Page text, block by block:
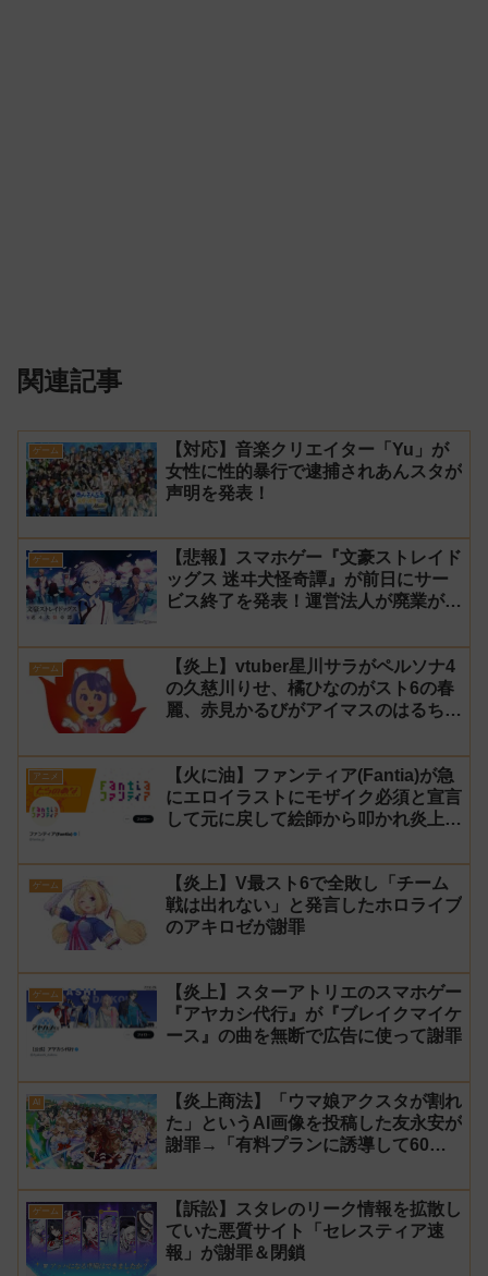
関連記事
ゲーム
【対応】音楽クリエイター「Yu」が
女性に性的暴行で逮捕されあんスタが
声明を発表！
ゲーム
【悲報】スマホゲー『文豪ストレイド
ッグス 迷ヰ犬怪奇譚』が前日にサー
ビス終了を発表！運営法人が廃業が原
ゲーム
【炎上】vtuber星川サラがペルソナ4
の久慈川りせ、橘ひなのがスト6の春
麗、赤見かるびがアイマスのはるちは
アニメ
【火に油】ファンティア(Fantia)が急
にエロイラストにモザイク必須と宣言
して元に戻して絵師から叩かれ炎上し
ゲーム
【炎上】V最スト6で全敗し「チーム
戦は出れない」と発言したホロライブ
のアキロゼが謝罪
ゲーム
【炎上】スターアトリエのスマホゲー
『アヤカシ代行』が『ブレイクマイケ
ース』の曲を無断で広告に使って謝罪
AI
【炎上商法】「ウマ娘アクスタが割れ
た」というAI画像を投稿した友永安が
謝罪→「有料プランに誘導して60万
娘エロイラストをリポスト！
ゲーム
【訴訟】スタレのリーク情報を拡散し
ていた悪質サイト「セレスティア速
報」が謝罪＆閉鎖